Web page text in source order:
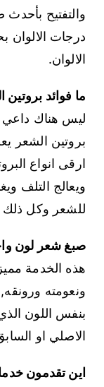
والتفتيح بأحدث
درجات الالوان
الالوان.
ما فوائد بروتين
ليس هناك
ارقى انواع
ويعالج التلف
للشعر وكل ذلك بـ25
صبغ شعر لون
هذه الخدمة
ونعومته
بنفس اللون
الاصلي او
اين تقدمون